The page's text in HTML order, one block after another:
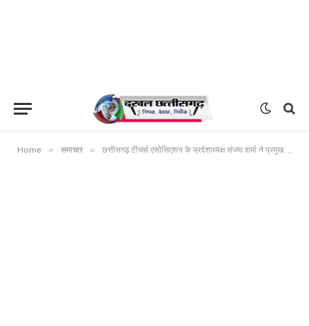
Home » समाचार » छत्तीसगढ़ टीचर्स एसोसिएशन के प्रदेशाध्यक्ष संजय शर्मा ने प्रमुख सचिव स्कूल शिक्षा, संचालक लोक शिक्षण संचालनालय से पदोन्नति के सम्बंध में मांग / सुझाव प्रस्तुत किया है।